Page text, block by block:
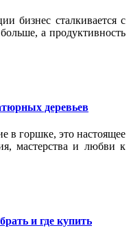
бизнес сталкивается с
а продуктивность
деревьев
в горшке, это настоящее
мастерства и любви к
и где купить